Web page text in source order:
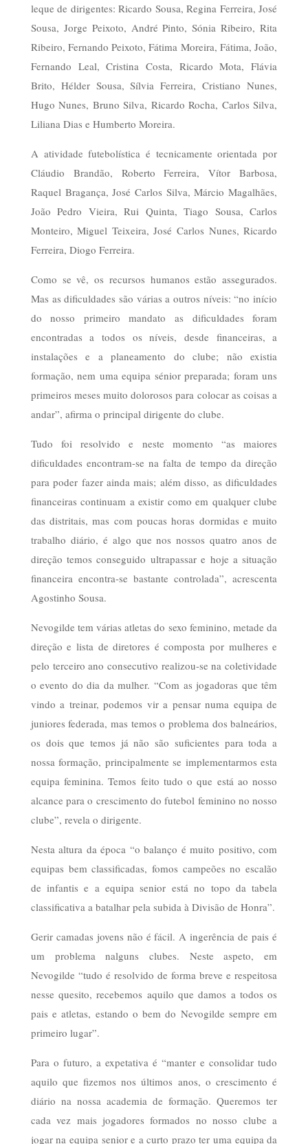
leque de dirigentes: Ricardo Sousa, Regina Ferreira, José
Sousa, Jorge Peixoto, André Pinto, Sónia Ribeiro, Rita
Ribeiro, Fernando Peixoto, Fátima Moreira, Fátima, João,
Fernando Leal, Cristina Costa, Ricardo Mota, Flávia
Brito, Hélder Sousa, Sílvia Ferreira, Cristiano Nunes,
Hugo Nunes, Bruno Silva, Ricardo Rocha, Carlos Silva,
Liliana Dias e Humberto Moreira.
A atividade futebolística é tecnicamente orientada por
Cláudio Brandão, Roberto Ferreira, Vítor Barbosa,
Raquel Bragança, José Carlos Silva, Márcio Magalhães,
João Pedro Vieira, Rui Quinta, Tiago Sousa, Carlos
Monteiro, Miguel Teixeira, José Carlos Nunes, Ricardo
Ferreira, Diogo Ferreira.
Como se vê, os recursos humanos estão assegurados.
Mas as dificuldades são várias a outros níveis: “no início
do nosso primeiro mandato as dificuldades foram
encontradas a todos os níveis, desde financeiras, a
instalações e a planeamento do clube; não existia
formação, nem uma equipa sénior preparada; foram uns
primeiros meses muito dolorosos para colocar as coisas a
andar”, afirma o principal dirigente do clube.
Tudo foi resolvido e neste momento “as maiores
dificuldades encontram-se na falta de tempo da direção
para poder fazer ainda mais; além disso, as dificuldades
financeiras continuam a existir como em qualquer clube
das distritais, mas com poucas horas dormidas e muito
trabalho diário, é algo que nos nossos quatro anos de
direção temos conseguido ultrapassar e hoje a situação
financeira encontra-se bastante controlada”, acrescenta
Agostinho Sousa.
Nevogilde tem várias atletas do sexo feminino, metade da
direção e lista de diretores é composta por mulheres e
pelo terceiro ano consecutivo realizou-se na coletividade
o evento do dia da mulher. “Com as jogadoras que têm
vindo a treinar, podemos vir a pensar numa equipa de
juniores federada, mas temos o problema dos balneários,
os dois que temos já não são suficientes para toda a
nossa formação, principalmente se implementarmos esta
equipa feminina. Temos feito tudo o que está ao nosso
alcance para o crescimento do futebol feminino no nosso
clube”, revela o dirigente.
Nesta altura da época “o balanço é muito positivo, com
equipas bem classificadas, fomos campeões no escalão
de infantis e a equipa senior está no topo da tabela
classificativa a batalhar pela subida à Divisão de Honra”.
Gerir camadas jovens não é fácil. A ingerência de pais é
um problema nalguns clubes. Neste aspeto, em
Nevogilde “tudo é resolvido de forma breve e respeitosa
nesse quesito, recebemos aquilo que damos a todos os
pais e atletas, estando o bem do Nevogilde sempre em
primeiro lugar”.
Para o futuro, a expetativa é “manter e consolidar tudo
aquilo que fizemos nos últimos anos, o crescimento é
diário na nossa academia de formação. Queremos ter
cada vez mais jogadores formados no nosso clube a
jogar na equipa senior e a curto prazo ter uma equipa da